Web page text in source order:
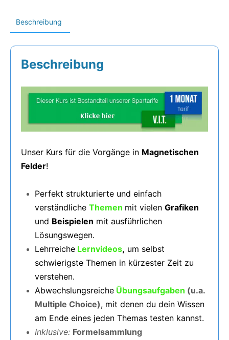
Beschreibung
Beschreibung
Unser Kurs für die Vorgänge in Magnetischen
Felder!
Perfekt strukturierte und einfach
verständliche Themen mit vielen Grafiken
und Beispielen mit ausführlichen
Lösungswegen.
Lehrreiche Lernvideos, um selbst
schwierigste Themen in kürzester Zeit zu
verstehen.
Abwechslungsreiche Übungsaufgaben (u.a.
Multiple Choice), mit denen du dein Wissen
am Ende eines jeden Themas testen kannst.
Inklusive: Formelsammlung